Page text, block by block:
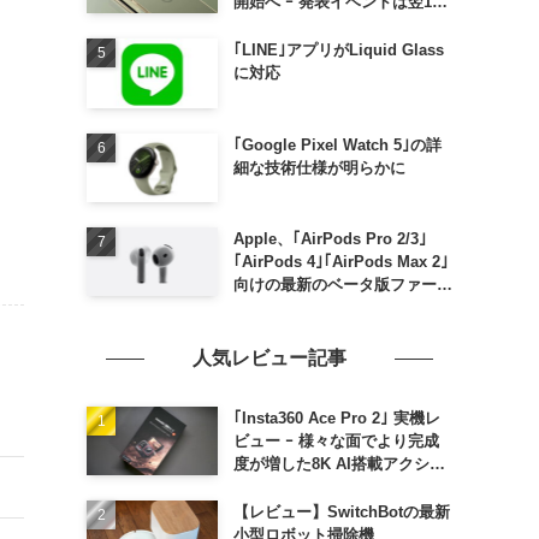
｢LINE｣アプリがLiquid Glass
に対応
｢Google Pixel Watch 5｣の詳
細な技術仕様が明らかに
Apple、｢AirPods Pro 2/3｣
｢AirPods 4｣｢AirPods Max 2｣
向けの最新のベータ版ファーム
人気レビュー記事
｢Insta360 Ace Pro 2｣ 実機レ
ビュー ｰ 様々な面でより完成
度が増した8K AI搭載アクショ
【レビュー】SwitchBotの最新
小型ロボット掃除機